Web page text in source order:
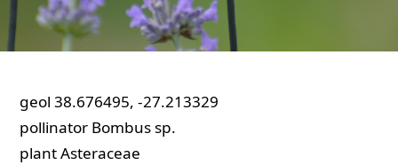
geol 38.676495, -27.213329
pollinator Bombus sp.
plantAsteraceae